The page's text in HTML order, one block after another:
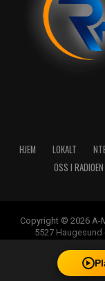
HJEM LOKALT
OSS I RADIOEN
Copyright © 2026 A-
5527